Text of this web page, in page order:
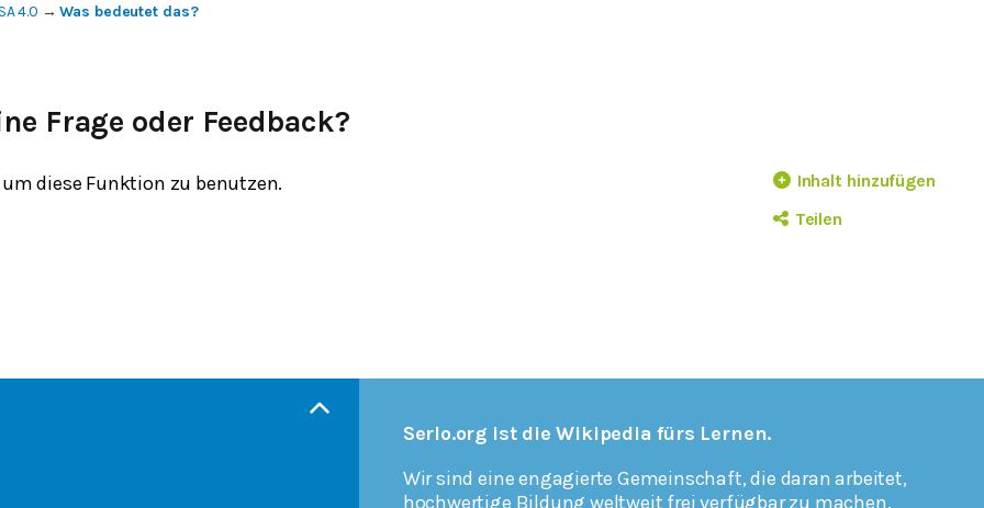
4.0 →Was bedeutet das?
Inhalt hinzufügen
Teilen
Frage oder Feedback?
um diese Funktion zu benutzen.
Serlo.org ist die Wikipedia fürs Lernen.
Wir sind eine engagierte Gemeinschaft, die daran arbeitet,
hochwertige Bildung weltweit frei verfügbar zu machen.